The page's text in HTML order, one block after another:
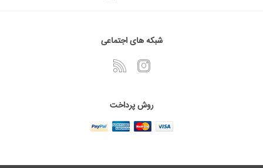
شبکه های اجتماعی
روش پرداخت